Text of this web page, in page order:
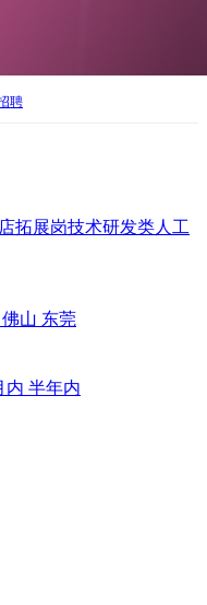
聘
拓展岗技术研发类人工
佛山 东莞
内 半年内